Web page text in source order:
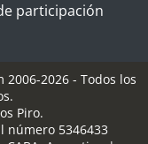
participación
2026 - Todos los
Piro.
número 5346433